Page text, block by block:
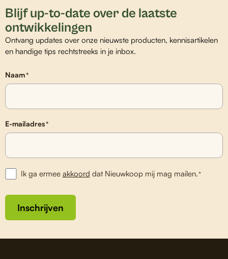
Blijf up-to-date over de laatste
ontwikkelingen
Ontvang updates over onze nieuwste producten, kennisartikelen
en handige tips rechtstreeks in je inbox.
Naam*
E-mailadres*
Ik ga ermee akkoord dat Nieuwkoop mij mag mailen.*
Inschrijven